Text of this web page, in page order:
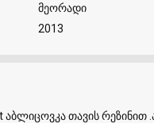
მეორადი
2013
თავის რეზინით